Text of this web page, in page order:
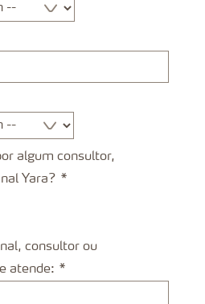
algum consultor,
Yara?
consultor ou
atende: